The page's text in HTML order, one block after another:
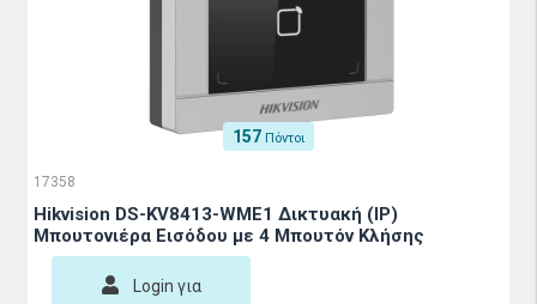
157 Πόντοι
17358
Hikvision DS-KV8413-WME1 Δικτυακή (IP)
Μπουτονιέρα Εισόδου με 4 Μπουτόν Κλήσης
Login για